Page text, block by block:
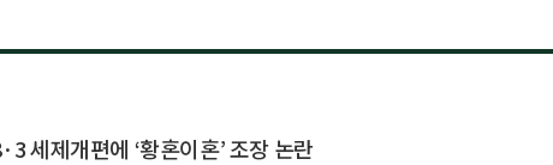
세제개편에 ‘황혼이혼’ 조장 논란